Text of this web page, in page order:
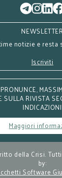
notizie e resta
Iscriviti
SULLA RIVISTA
INDICAZIONI
Maggiori
della Crisi.
by:
Software